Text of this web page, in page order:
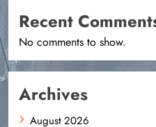
Recent
No comments to show.
Archives
August 2026